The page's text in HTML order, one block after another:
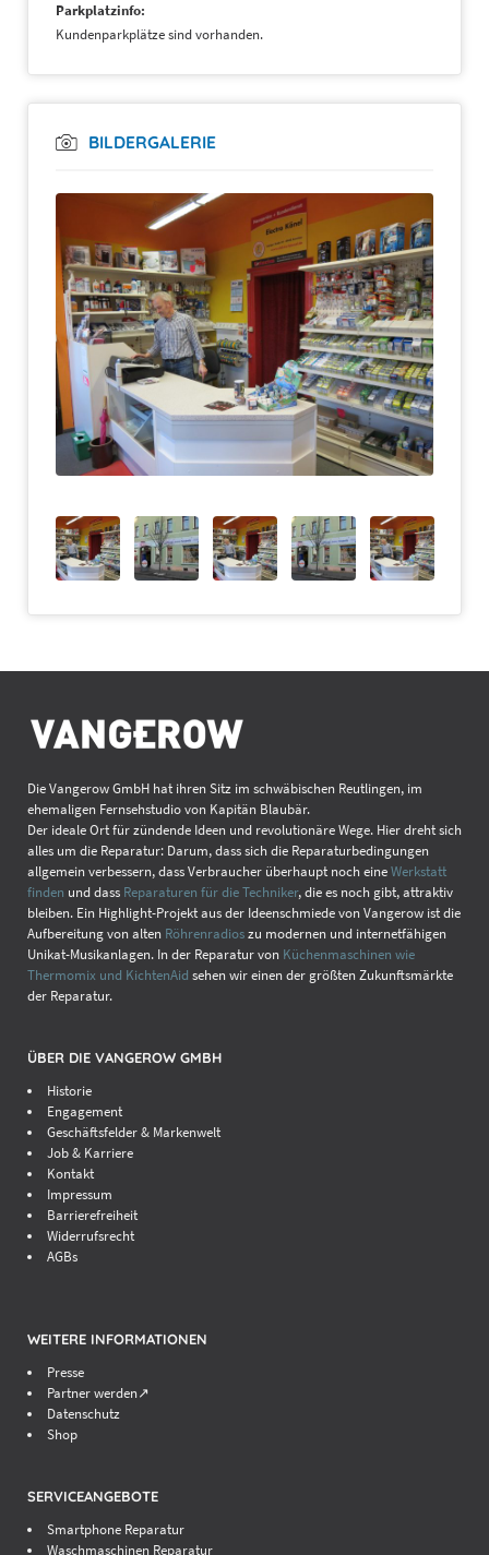
Parkplatzinfo:
Kundenparkplätze sind vorhanden.
BILDERGALERIE
Die Vangerow GmbH hat ihren Sitz im schwäbischen Reutlingen, im
ehemaligen Fernsehstudio von Kapitän Blaubär.
Der ideale Ort für zündende Ideen und revolutionäre Wege. Hier dreht sich
alles um die Reparatur: Darum, dass sich die Reparaturbedingungen
allgemein verbessern, dass Verbraucher überhaupt noch eineWerkstatt
finden und dass Reparaturen für die Techniker, die es noch gibt, attraktiv
bleiben. Ein Highlight-Projekt aus der Ideenschmiede von Vangerow ist die
Aufbereitung von alten Röhrenradioszu modernen und internetfähigen
Unikat-Musikanlagen. In der Reparatur von Küchenmaschinen wie
Thermomix und KichtenAid sehen wir einen der größten Zukunftsmärkte
der Reparatur.
ÜBER DIE VANGEROW GMBH
Historie
Engagement
Geschäftsfelder & Markenwelt
Job & Karriere
Kontakt
Impressum
Barrierefreiheit
Widerrufsrecht
AGBs
WEITERE INFORMATIONEN
Presse
Partner werden↗
Datenschutz
Shop
SERVICEANGEBOTE
Smartphone Reparatur
Waschmaschinen Reparatur